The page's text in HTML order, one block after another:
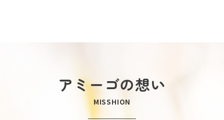
アミーゴの想い
MISSHION